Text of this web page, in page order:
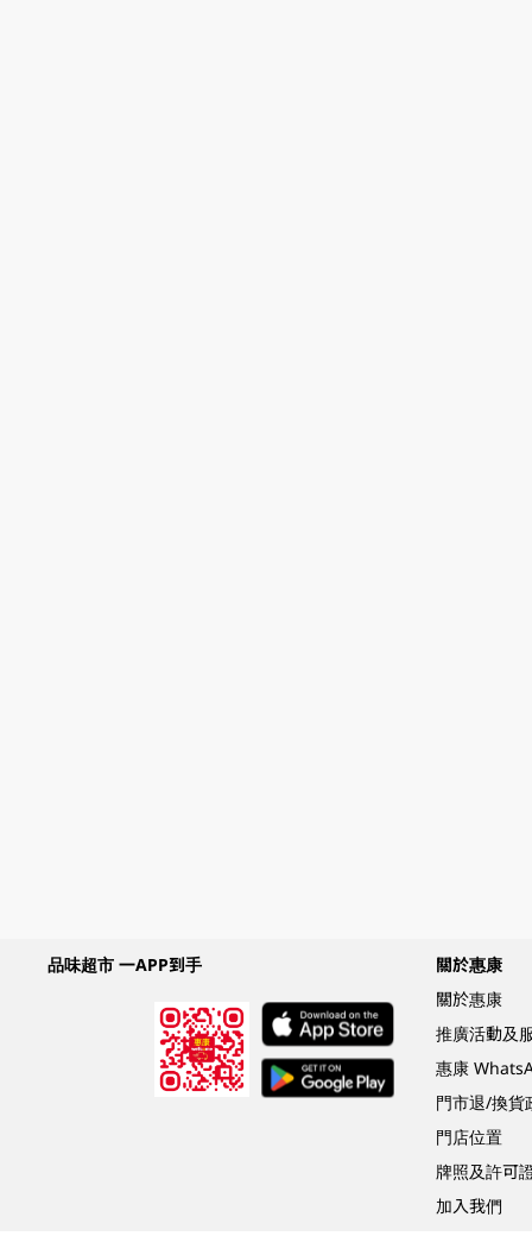
品味超市 一APP到手
關於惠康
關於惠康
推廣活動及
惠康
門市退/換貨
門店位置
牌照及許可
加入我們